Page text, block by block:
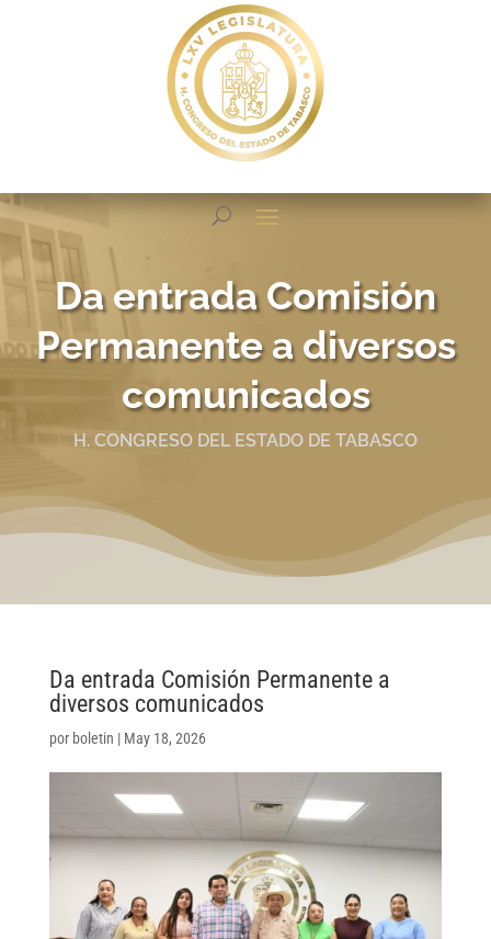
Da entrada Comisión
Permanente a diversos
comunicados
H. CONGRESO DEL ESTADO DE TABASCO
Da entrada Comisión Permanente a
diversos comunicados
por boletin | May 18, 2026